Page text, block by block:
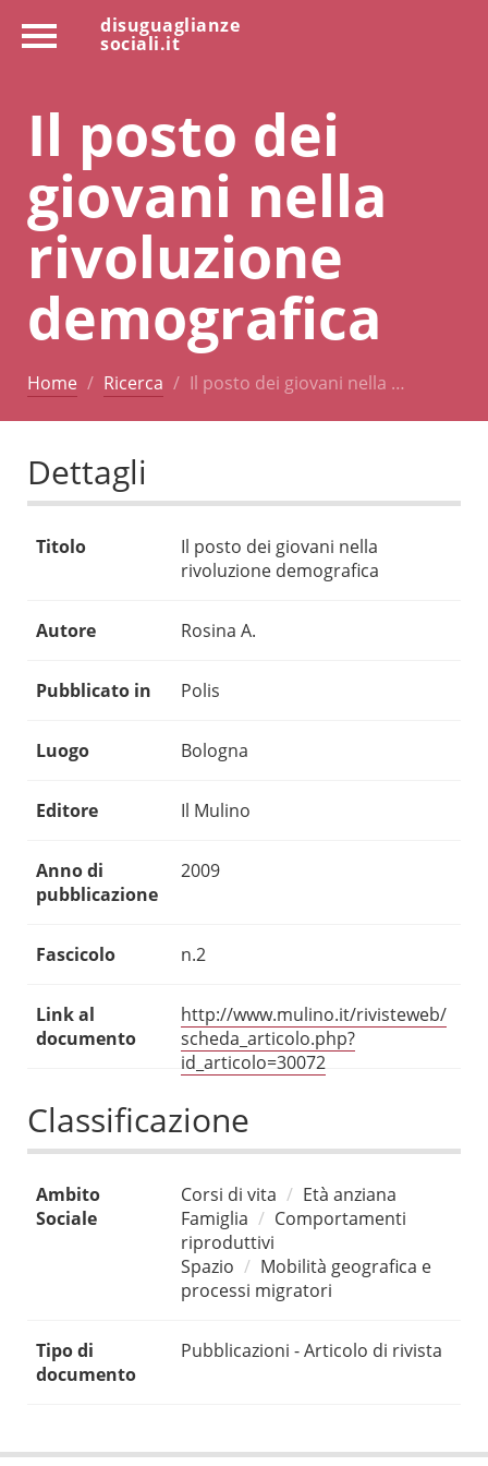
disuguaglianze
sociali.it
Il posto dei
giovani nella
rivoluzione
demografica
Home Ricerca Il posto dei giovani nella …
Dettagli
Titolo
Il posto dei giovani nella
rivoluzione demografica
Autore Rosina A.
Pubblicato in Polis
Luogo Bologna
Editore Il Mulino
Anno di
pubblicazione
2009
Fascicolo n.2
Link al
documento
http://www.mulino.it/rivisteweb/
scheda_articolo.php?
id_articolo=30072
Classificazione
Ambito
Sociale
Corsi di vita
Età anziana
Famiglia
Comportamenti
riproduttivi
Spazio
Mobilità geografica e
processi migratori
Tipo di
documento
Pubblicazioni - Articolo di rivista